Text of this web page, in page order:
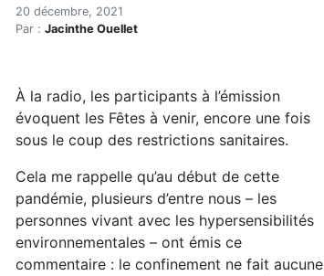
Accueil
Articles
Tout seuls ensemble*
20 décembre, 2021
Par : Jacinthe Ouellet
À la radio, les participants à l’émission
évoquent les Fêtes à venir, encore une fois
sous le coup des restrictions sanitaires.
Cela me rappelle qu’au début de cette
pandémie, plusieurs d’entre nous – les
personnes vivant avec les hypersensibilités
environnementales – ont émis ce
commentaire : le confinement ne fait aucune